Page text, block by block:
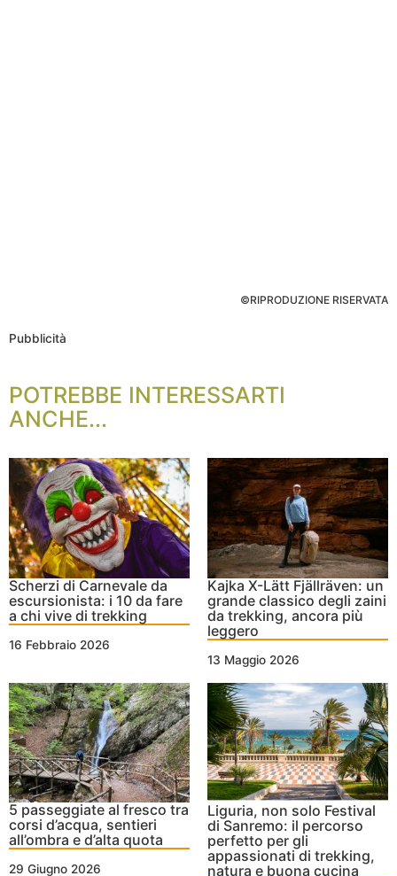
©RIPRODUZIONE RISERVATA
Pubblicità
POTREBBE INTERESSARTI
ANCHE...
Scherzi di Carnevale da
escursionista: i 10 da fare
a chi vive di trekking
16 Febbraio 2026
Kajka X-Lätt Fjällräven: un
grande classico degli zaini
da trekking, ancora più
leggero
13 Maggio 2026
5 passeggiate al fresco tra
corsi d’acqua, sentieri
all’ombra e d’alta quota
29 Giugno 2026
Liguria, non solo Festival
di Sanremo: il percorso
perfetto per gli
appassionati di trekking,
natura e buona cucina